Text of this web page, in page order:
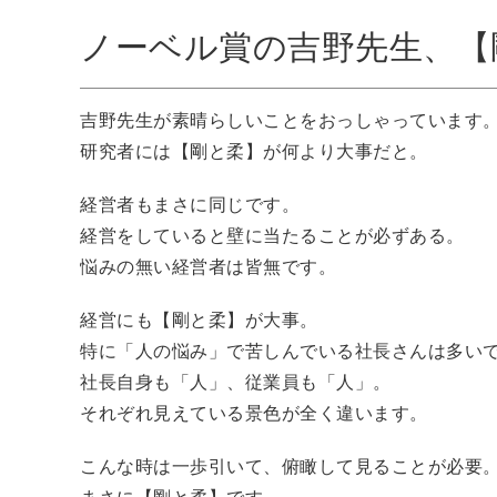
ノーベル賞の吉野先生、【
吉野先生が素晴らしいことをおっしゃっています。
研究者には【剛と柔】が何より大事だと。
経営者もまさに同じです。
経営をしていると壁に当たることが必ずある。
悩みの無い経営者は皆無です。
経営にも【剛と柔】が大事。
特に「人の悩み」で苦しんでいる社長さんは多いで
社長自身も「人」、従業員も「人」。
それぞれ見えている景色が全く違います。
こんな時は一歩引いて、俯瞰して見ることが必要。